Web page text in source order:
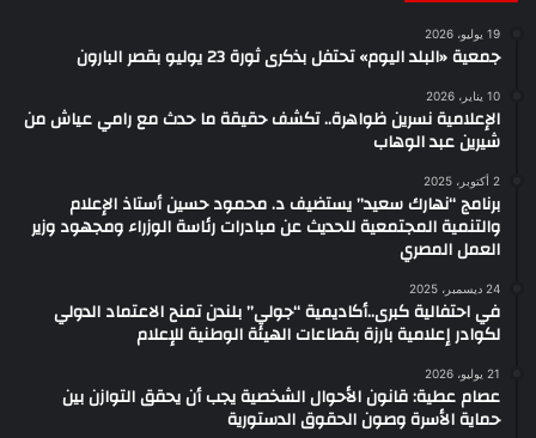
19 يوليو، 2026
جمعية «البلد اليوم» تحتفل بذكرى ثورة 23 يوليو بقصر البارون
10 يناير، 2026
الإعلامية نسرين ظواهرة.. تكشف حقيقة ما حدث مع رامي عياش من
شيرين عبد الوهاب
2 أكتوبر، 2025
برنامج “نهارك سعيد” يستضيف د. محمود حسين أستاذ الإعلام
والتنمية المجتمعية للحديث عن مبادرات رئاسة الوزراء ومجهود وزير
العمل المصري
24 ديسمبر، 2025
في احتفالية كبرى..أكاديمية “جولي” بلندن تمنح الاعتماد الدولي
لكوادر إعلامية بارزة بقطاعات الهيئة الوطنية للإعلام
21 يوليو، 2026
عصام عطية: قانون الأحوال الشخصية يجب أن يحقق التوازن بين
حماية الأسرة وصون الحقوق الدستورية